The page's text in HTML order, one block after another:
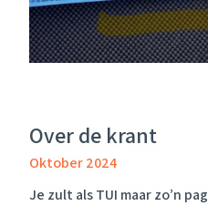
Over de krant
Oktober 2024
Je zult alsTUI maar zo’n